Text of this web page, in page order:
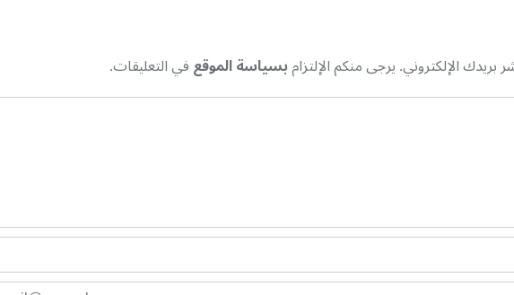
الإلكتروني. يرجى منكم الإلتزامبسياسة الموقعفي التعليقات.